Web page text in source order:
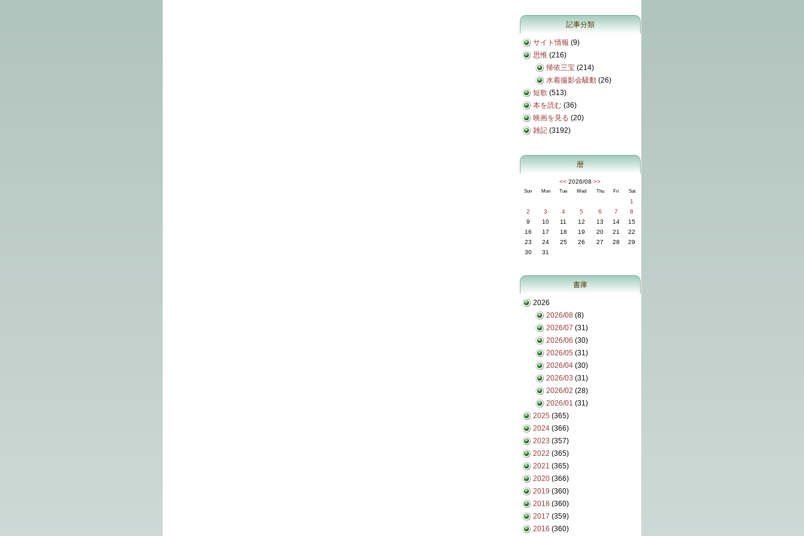
記事分類
サイト情報 (9)
思惟 (216)
帰依三宝 (214)
水着撮影会騒動 (26)
短歌 (513)
本を読む (36)
映画を見る (20)
雑記 (3192)
暦
<< 2026/08 >>
Sun Mon Tue Wed Thu Fri Sat
1
2
3 4 5 6 7
8
9
10 11 12 13 14
15
16
17 18 19 20 21
22
23
24 25 26 27 28
29
30
31
書庫
2026
2026/08 (8)
2026/07 (31)
2026/06 (30)
2026/05 (31)
2026/04 (30)
2026/03 (31)
2026/02 (28)
2026/01 (31)
2025 (365)
2024 (366)
2023 (357)
2022 (365)
2021 (365)
2020 (366)
2019 (360)
2018 (360)
2017 (359)
2016 (360)